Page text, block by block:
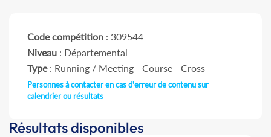
Code compétition : 309544
Niveau : Départemental
Type: Running / Meeting - Course - Cross
Personnes à contacter en cas d'erreur de contenu sur
calendrier ou résultats
Résultats disponibles